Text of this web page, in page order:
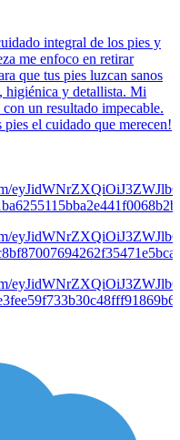
integral de los pies y
me enfoco en retirar
que tus pies luzcan sanos
higiénica y detallista. Mi
un resultado impecable.
el cuidado que merecen!